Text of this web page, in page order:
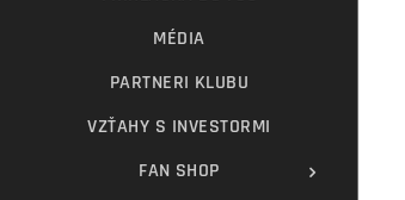
MÉDIA
PARTNERI KLUBU
VZŤAHY S INVESTORMI
FAN SHOP